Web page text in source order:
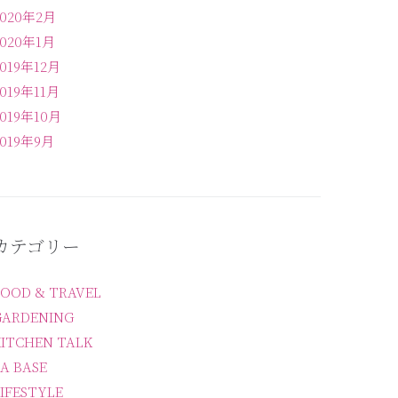
年2月
年1月
年12月
年11月
年10月
年9月
テゴリー
& TRAVEL
TALK
BASE